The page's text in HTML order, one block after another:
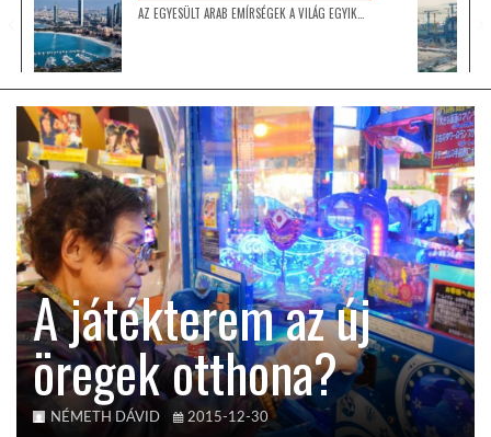
GLOBOTV BP
HÍR3D
TROPICALMAGAZIN
GLOBOTV
AFRIKA TUDÁSTÁR
A NAP SZÉPE
AZ EGYESÜLT ARAB EMÍRSÉGEK A VILÁG EGYIK…
A játékterem az új
öregek otthona?
NÉMETH DÁVID 2015-12-30